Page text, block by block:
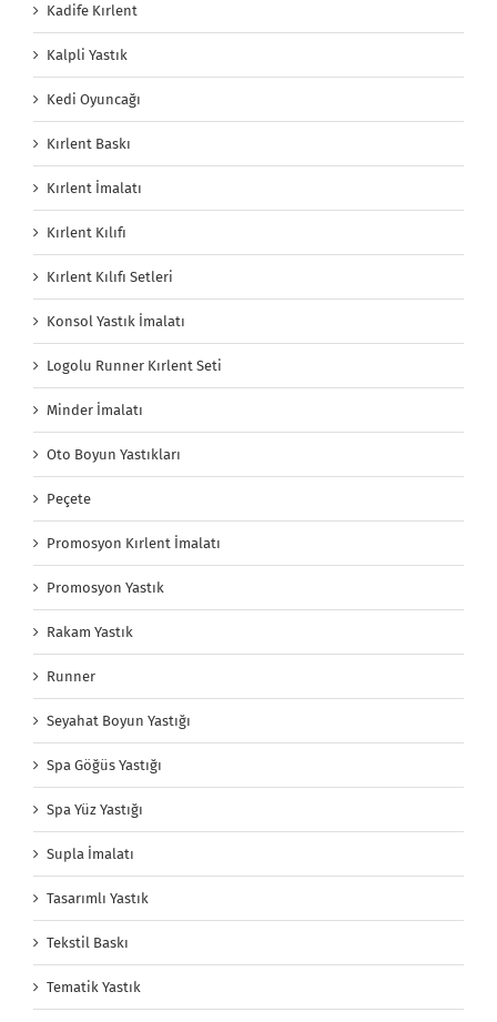
Kadife Kırlent
Kalpli Yastık
Kedi Oyuncağı
Kırlent Baskı
Kırlent İmalatı
Kırlent Kılıfı
Kırlent Kılıfı Setleri
Konsol Yastık İmalatı
Logolu Runner Kırlent Seti
Minder İmalatı
Oto Boyun Yastıkları
Peçete
Promosyon Kırlent İmalatı
Promosyon Yastık
Rakam Yastık
Runner
Seyahat Boyun Yastığı
Spa Göğüs Yastığı
Spa Yüz Yastığı
Supla İmalatı
Tasarımlı Yastık
Tekstil Baskı
Tematik Yastık